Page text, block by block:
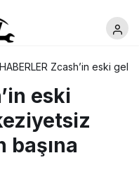
HABERLER Zcash’in eski
eski